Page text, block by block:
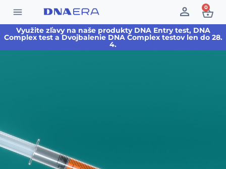
0
Využite zľavy na naše produkty DNA Entry test, DNA
Complex test a Dvojbalenie DNA Complex testov len do 28.
4.